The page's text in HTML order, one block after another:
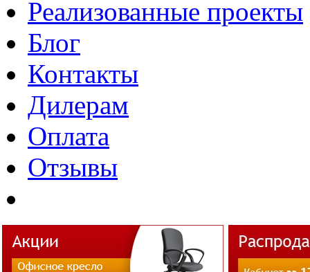
Реализованные проекты
Блог
Контакты
Дилерам
Оплата
Отзывы